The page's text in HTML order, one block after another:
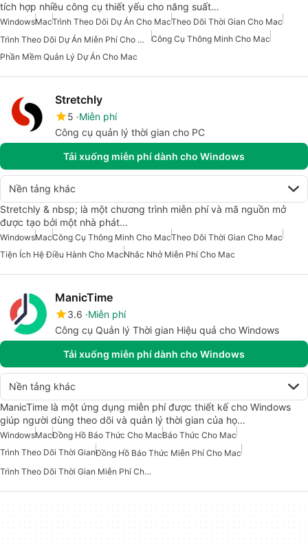
tích hợp nhiều công cụ thiết yếu cho năng suất…
WindowsMacTrình Theo Dõi Dự Án Cho MacTheo Dõi Thời Gian Cho Mac
Trình Theo Dõi Dự Án Miễn Phí Cho Mac
Công Cụ Thông Minh Cho Mac
Phần Mềm Quản Lý Dự Án Cho Mac
Stretchly
5 Miễn phí
Công cụ quản lý thời gian cho PC
Tải xuống miễn phí dành cho Windows
Nền tảng khác
Stretchly & nbsp; là một chương trình miễn phí và mã nguồn mở
được tạo bởi một nhà phát…
WindowsMacCông Cụ Thông Minh Cho MacTheo Dõi Thời Gian Cho Mac
Tiện Ích Hệ Điều Hành Cho MacNhắc Nhở Miễn Phí Cho Mac
ManicTime
3.6 Miễn phí
Công cụ Quản lý Thời gian Hiệu quả cho Windows
Tải xuống miễn phí dành cho Windows
Nền tảng khác
ManicTime là một ứng dụng miễn phí được thiết kế cho Windows
giúp người dùng theo dõi và quản lý thời gian của họ…
WindowsMacĐồng Hồ Báo Thức Cho MacBáo Thức Cho Mac
Trình Theo Dõi Thời GianĐồng Hồ Báo Thức Miễn Phí Cho Mac
Trình Theo Dõi Thời Gian Miễn Phí Cho Mac